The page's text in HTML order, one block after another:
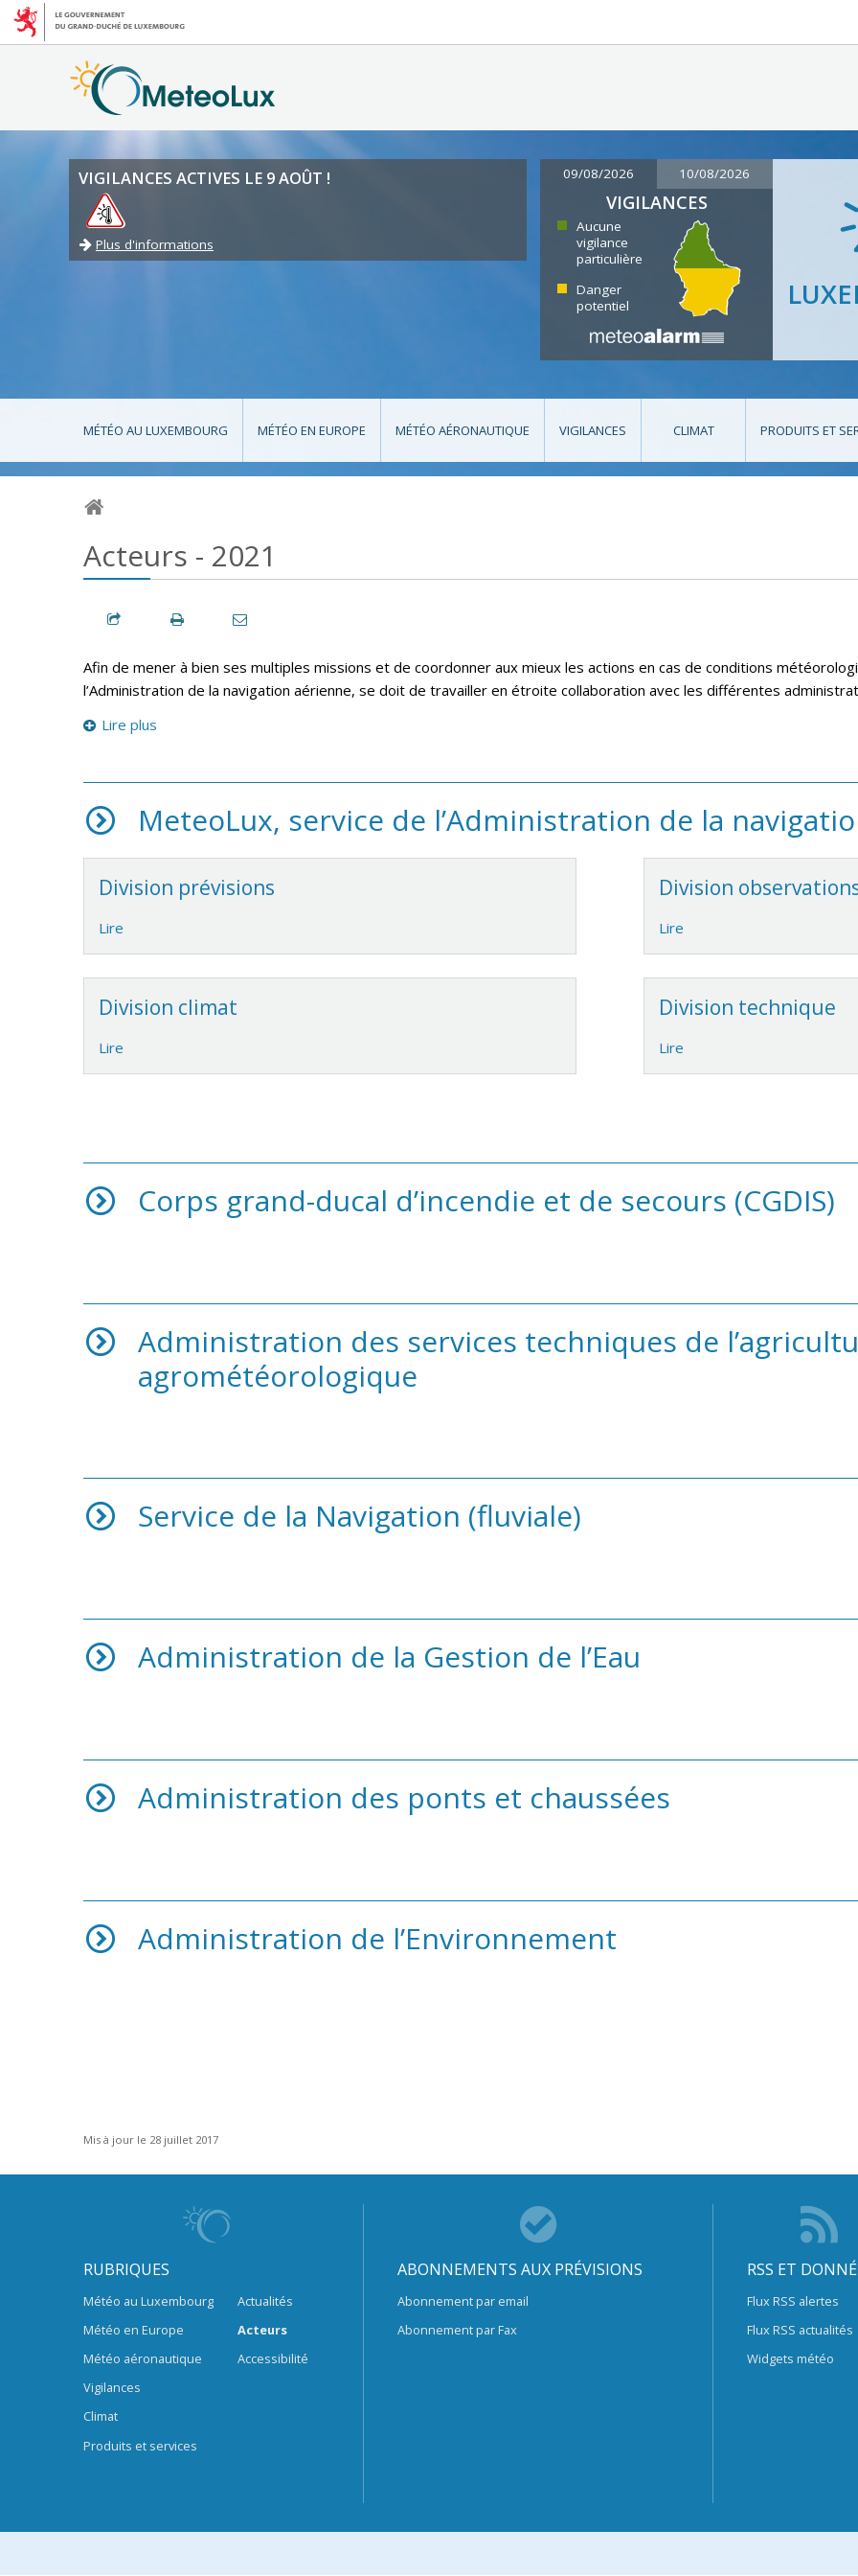
VIGILANCES ACTIVES LE 9 AOÛT !
Plus d'informations
09/08/2026 10/08/2026
VIGILANCES
Aucune
vigilance
particulière
Danger
potentiel
MÉTÉO AU LUXEMBOURG MÉTÉO EN EUROPE MÉTÉO AÉRONAUTIQUE VIGILANCES CLIMAT PRODUITS ET
Acteurs - 2021
Afin de mener à bien ses multiples missions et de coordonner aux mieux les actions en cas de conditions
l’Administration de la navigation aérienne, se doit de travailler en étroite collaboration avec les différentes
Lire plus
MeteoLux, service de l’Administration de la
Division prévisions
Lire
Division
Lire
Division climat
Lire
Division technique
Lire
Corps grand-ducal d’incendie et de secours (CGDIS)
Administration des services techniques de
agrométéorologique
Service de la Navigation (fluviale)
Administration de la Gestion de l’Eau
Administration des ponts et chaussées
Administration de l’Environnement
Mis à jour le 28 juillet 2017
RUBRIQUES
Météo au Luxembourg
Météo en Europe
Météo aéronautique
Vigilances
Climat
Produits et services
Actualités
Acteurs
Accessibilité
ABONNEMENTS AUX PRÉVISIONS
Abonnement par email
Abonnement par Fax
RSS ET
Flux RSS alertes
Flux RSS actualités
Widgets météo